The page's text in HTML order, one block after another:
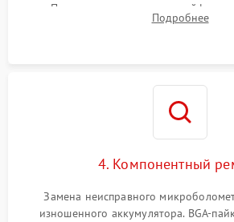
Проверка целостности шлейфов,
интерфейсов связи. Выявление
Подробнее
4. Компонентный
Замена неисправного
изношенного аккумулятора. BGA-